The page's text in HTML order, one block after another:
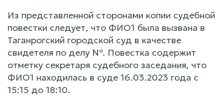
Из представленной сторонами копии судебной
повестки следует, что ФИО1 была вызвана в
Таганрогский городской суд в качестве
свидетеля по делу №. Повестка содержит
отметку секретаря судебного заседания, что
ФИО1 находилась в суде 16.03.2023 года с
15:15 до 18:10.